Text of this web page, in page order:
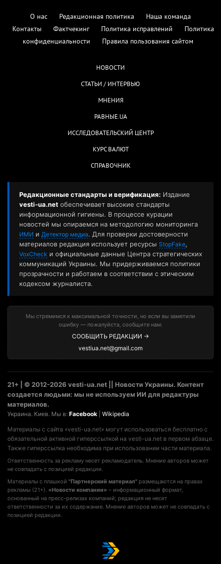
О нас Редакционная политика
Наша команда
Контакты
Фактчекинг Политика исправлений
Политика
конфиденциальности
Правила пользования сайтом
НОВОСТИ
СТАТЬИ / ИНТЕРВЬЮ
МНЕНИЯ
РАВНЫЕ.UA
ИССЛЕДОВАТЕЛЬСКИЙ ЦЕНТР
КУРС ВАЛЮТ
СПРАВОЧНИК
Редакционные стандарты и верификация: Издание
vesti-ua.net обеспечивает высокие стандарты
информационной гигиены. В процессе курации
новостей мы опираемся на методологию мониторинга
ИМИ и Детектор медиа. Для проверки достоверности
материалов редакция использует ресурсы StopFake,
VoxCheck и официальные данные Центра стратегических
коммуникаций Украины. Мы придерживаемся политики
прозрачности и работаем в соответствии с этическим
кодексом журналиста.
Мы стремимся к максимальной точности, но если вы заметили
ошибку — пожалуйста, сообщите нам:
СООБЩИТЬ РЕДАКЦИИ →
vestiua.net@gmail.com
21+ | © 2012-2026 vesti-ua.net || Новости Украины. Контент
создается людьми: мы не используем ИИ для редактуры
материалов.
Украина. Киев. Мы в: Facebook Wikipedia
Материалы с сайта «vesti-ua.net» могут использоваться бесплатно с
обязательной активной гиперссылкой на vesti-ua.net в первом абзаце.
Также гиперссылка необходима при использовании части материала.
Ответственность за рекламу несет рекламодатель. Мнение авторов может
не совпадать с позицией редакции.
Материалы с плашкой "Партнерский материал" размещаются на правах
рекламы (21+). «Новости компании» – информационный формат,
основанный на пресс-релизах компаний; редакция не несет
ответственности за их содержание. Мнение авторов может не совпадать с
позицией редакции.